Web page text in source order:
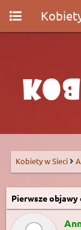
Kobiety w Sieci
Pierwsze objawy